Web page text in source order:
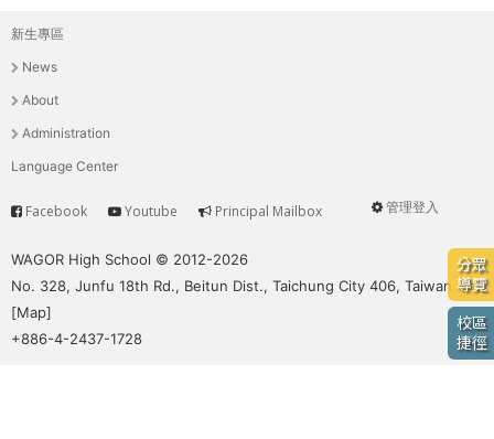
培
養
具
國
移
動
的
世
界
公
r
e
分眾
導覽
校區
捷徑
主
選
單
新生專區
News
About
Administration
Language Center
User
管理登入
Service
Facebook Youtube Principal Mailbox
WAGOR High School © 2012-2026
No. 328, Junfu 18th Rd., Beitun Dist., Taichung City 406, Taiwan
[Map]
+886-4-2437-1728